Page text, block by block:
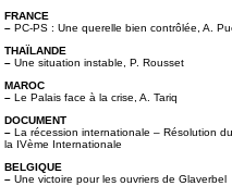
FRANCE
– PC-PS : Une querelle bien contrôlée, A.
THAÏLANDE
– Une situation instable, P. Rousset
MAROC
– Le Palais face à la crise, A. Tariq
DOCUMENT
– La récession internationale – Résolution
la IVème Internationale
BELGIQUE
– Une victoire pour les ouvriers de Glaverbel